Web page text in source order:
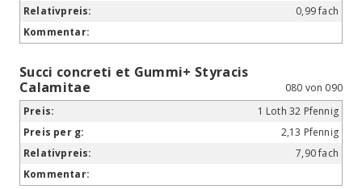
0,99 fach
Succi concreti et Gummi+ Styracis
Calamitae
080 von 090
1 Loth 32 Pfennig
2,13 Pfennig
7,90 fach